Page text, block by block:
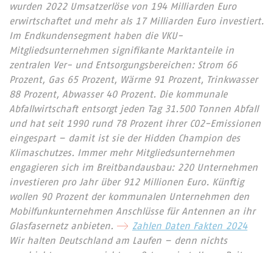
wurden 2022 Umsatzerlöse von 194 Milliarden Euro
erwirtschaftet und mehr als 17 Milliarden Euro investiert.
Im Endkundensegment haben die VKU-
Mitgliedsunternehmen signifikante Marktanteile in
zentralen Ver- und Entsorgungsbereichen: Strom 66
Prozent, Gas 65 Prozent, Wärme 91 Prozent, Trinkwasser
88 Prozent, Abwasser 40 Prozent. Die kommunale
Abfallwirtschaft entsorgt jeden Tag 31.500 Tonnen Abfall
und hat seit 1990 rund 78 Prozent ihrer CO2-Emissionen
eingespart – damit ist sie der Hidden Champion des
Klimaschutzes. Immer mehr Mitgliedsunternehmen
engagieren sich im Breitbandausbau: 220 Unternehmen
investieren pro Jahr über 912 Millionen Euro. Künftig
wollen 90 Prozent der kommunalen Unternehmen den
Mobilfunkunternehmen Anschlüsse für Antennen an ihr
Glasfasernetz anbieten.
Zahlen Daten Fakten 2024
Wir halten Deutschland am Laufen – denn nichts